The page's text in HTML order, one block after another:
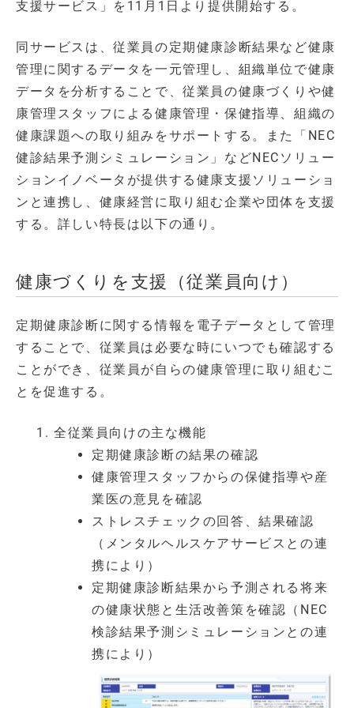
支援サービス」を11月1日より提供開始する。
同サービスは、従業員の定期健康診断結果など健康
管理に関するデータを一元管理し、組織単位で健康
データを分析することで、従業員の健康づくりや健
康管理スタッフによる健康管理・保健指導、組織の
健康課題への取り組みをサポートする。また「NEC
健診結果予測シミュレーション」などNECソリュー
ションイノベータが提供する健康支援ソリューショ
ンと連携し、健康経営に取り組む企業や団体を支援
する。詳しい特長は以下の通り。
健康づくりを支援（従業員向け）
定期健康診断に関する情報を電子データとして管理
することで、従業員は必要な時にいつでも確認する
ことができ、従業員が自らの健康管理に取り組むこ
とを促進する。
全従業員向けの主な機能
定期健康診断の結果の確認
健康管理スタッフからの保健指導や産
業医の意見を確認
ストレスチェックの回答、結果確認
（メンタルヘルスケアサービスとの連
携により）
定期健康診断結果から予測される将来
の健康状態と生活改善策を確認（NEC
検診結果予測シミュレーションとの連
携により）